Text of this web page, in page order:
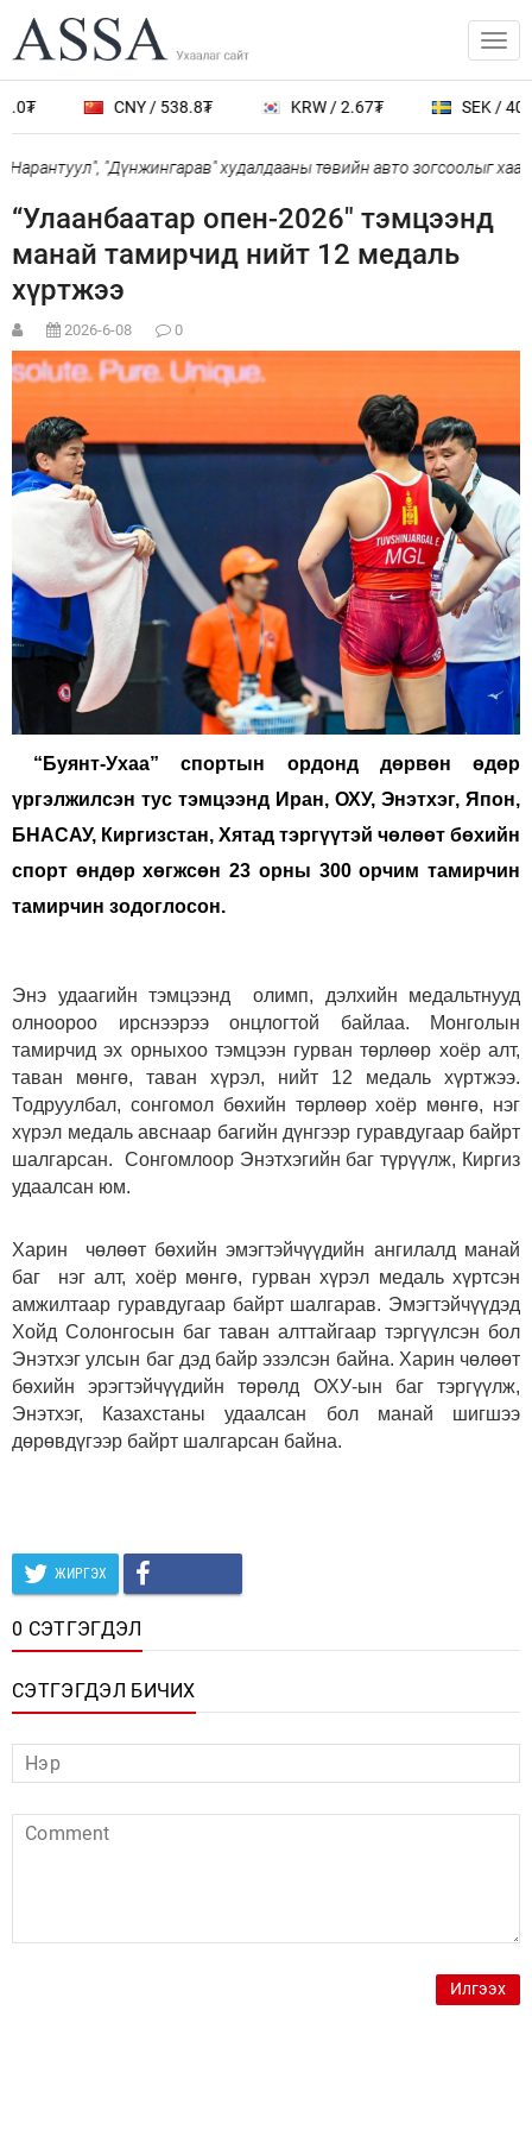
CNY / 538.8₮ KRW / 2.67₮ SEK /
"Дүнжингарав" худалдааны төвийн авто зогсоолыг хаана
“Улаанбаатар опен-2026" тэмцээнд
манай тамирчид нийт 12 медаль
хүртжээ
2026-6-08 0
“Буянт-Ухаа” спортын ордонд дөрвөн өдөр
үргэлжилсэн тус тэмцээнд Иран, ОХУ, Энэтхэг, Япон,
БНАСАУ, Киргизстан, Хятад тэргүүтэй чөлөөт бөхийн
спорт өндөр хөгжсөн 23 орны 300 орчим тамирчин
тамирчин зодоглосон.
Энэ удаагийн тэмцээнд олимп, дэлхийн медальтнууд
олноороо ирснээрээ онцлогтой байлаа. Монголын
тамирчид эх орныхоо тэмцээн гурван төрлөөр хоёр алт,
таван мөнгө, таван хүрэл, нийт 12 медаль хүртжээ.
Тодруулбал, сонгомол бөхийн төрлөөр хоёр мөнгө, нэг
хүрэл медаль авснаар багийн дүнгээр гуравдугаар байрт
шалгарсан. Сонгомлоор Энэтхэгийн баг түрүүлж, Киргиз
удаалсан юм.
Харин чөлөөт бөхийн эмэгтэйчүүдийн ангилалд манай
баг нэг алт, хоёр мөнгө, гурван хүрэл медаль хүртсэн
амжилтаар гуравдугаар байрт шалгарав. Эмэгтэйчүүдэд
Хойд Солонгосын баг таван алттайгаар тэргүүлсэн бол
Энэтхэг улсын баг дэд байр эзэлсэн байна. Харин чөлөөт
бөхийн эрэгтэйчүүдийн төрөлд ОХУ-ын баг тэргүүлж,
Энэтхэг, Казахстаны удаалсан бол манай шигшээ
дөрөвдүгээр байрт шалгарсан байна.
ЖИРГЭХ
0 СЭТГЭГДЭЛ
СЭТГЭГДЭЛ БИЧИХ
Илгээх